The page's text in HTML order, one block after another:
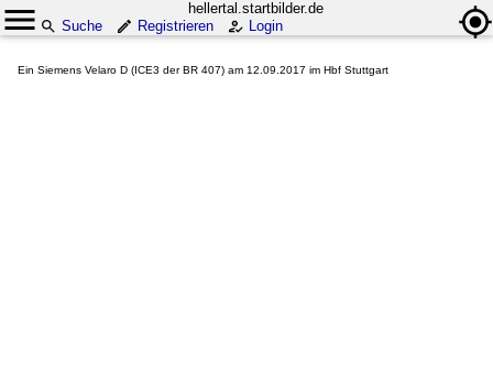
hellertal.startbilder.de
Suche
Registrieren Login
Ein Siemens Velaro D (ICE3 der BR 407) am 12.09.2017 im Hbf Stuttgart